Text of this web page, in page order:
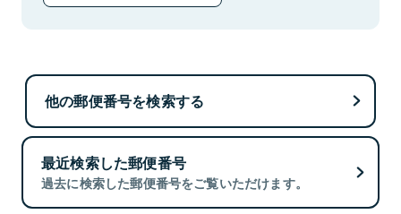
他の郵便番号を検索する
最近検索した郵便番号
過去に検索した郵便番号をご覧いただけます。